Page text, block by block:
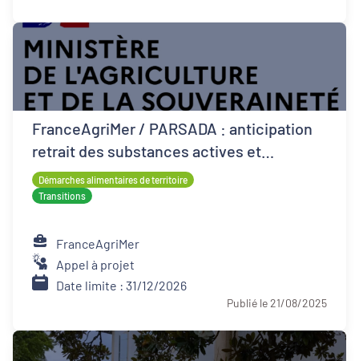
FranceAgriMer / PARSADA : anticipation
retrait des substances actives et
techniques alternatives pour les cultures
Démarches alimentaires de territoire
Transitions
FranceAgriMer
Appel à projet
Date limite : 31/12/2026
Publié le 21/08/2025